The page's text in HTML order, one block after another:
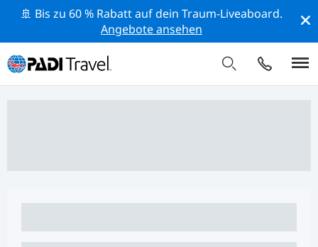
🚢 Bis zu 60 % Rabatt auf dein Traum-Liveaboard.
Angebote ansehen